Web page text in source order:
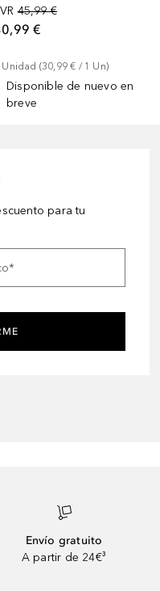
45,99 €
€
Unidad (30,99 € / 1 Un)
Disponible de nuevo en
breve
para tu
*
Envío gratuito
A partir de 24€³